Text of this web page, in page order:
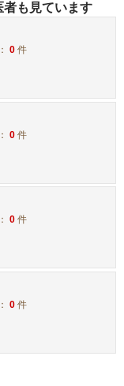
も見ています
0 件
0 件
0 件
0 件